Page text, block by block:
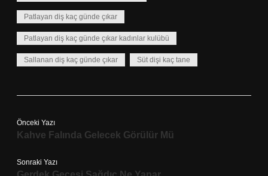
Patlayan diş kaç günde çıkar
Patlayan diş kaç günde çıkar kadınlar kulübü
Sallanan diş kaç günde çıkar Süt dişi kaç tane
Önceki Yazı
Kahve Falında Gelecek Görülür Mü
Sonraki Yazı